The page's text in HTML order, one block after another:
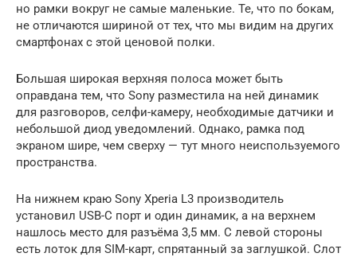
но рамки вокруг не самые маленькие. Те, что по бокам,
не отличаются шириной от тех, что мы видим на других
смартфонах с этой ценовой полки.
Большая широкая верхняя полоса может быть
оправдана тем, что Sony разместила на ней динамик
для разговоров, селфи-камеру, необходимые датчики и
небольшой диод уведомлений. Однако, рамка под
экраном шире, чем сверху — тут много неиспользуемого
пространства.
На нижнем краю Sony Xperia L3 производитель
установил USB-C порт и один динамик, а на верхнем
нашлось место для разъёма 3,5 мм. С левой стороны
есть лоток для SIM-карт, спрятанный за заглушкой. Слот